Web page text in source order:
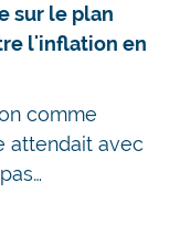
sur le plan
l'inflation en
comme
attendait avec